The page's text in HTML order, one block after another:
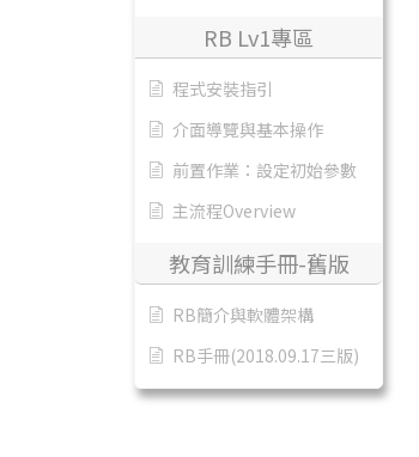
RB Lv1專區
程式安裝指引
介面導覽與基本操作
前置作業：設定初始參數
主流程Overview
教育訓練手冊-舊版
RB簡介與軟體架構
RB手冊(2018.09.17三版)